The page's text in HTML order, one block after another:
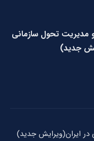
مدیریت تحول سازمانی
جدید)
ایران(ویرایش جدید)